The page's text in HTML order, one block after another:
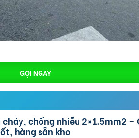
GỌI NGAY
hàng sẵn kho